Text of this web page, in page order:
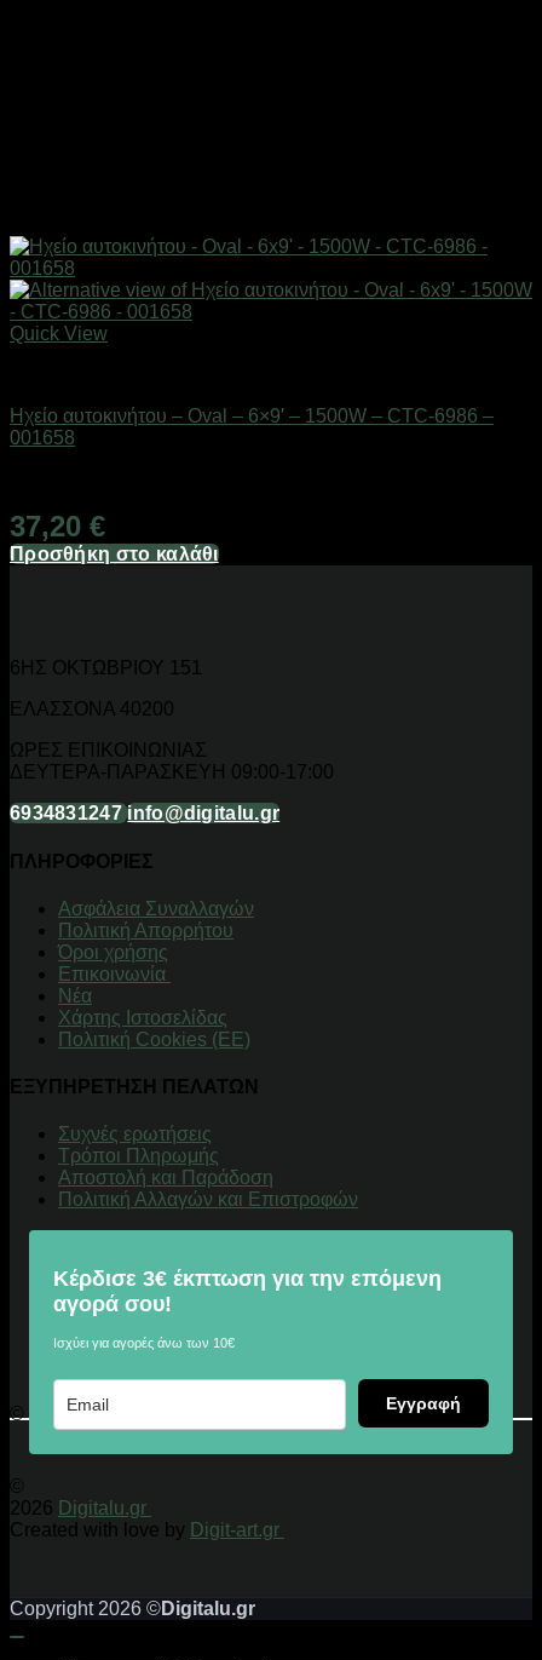
Quick View
Ηχείο αυτοκινήτου – Oval – 6×9′ – 1500W – CTC-6986 –
001658
37,20 €
Προσθήκη στο καλάθι
6ΗΣ ΟΚΤΩΒΡΙΟΥ 151
ΕΛΑΣΣΟΝΑ 40200
ΩΡΕΣ ΕΠΙΚΟΙΝΩΝΙΑΣ
ΔΕΥΤΕΡΑ-ΠΑΡΑΣΚΕΥΗ 09:00-17:00
6934831247 info@digitalu.gr
ΠΛΗΡΟΦΟΡΙΕΣ
Aσφάλεια Συναλλαγών
Πολιτική Απορρήτου
Όροι χρήσης
Επικοινωνία
Νέα
Χάρτης Ιστοσελίδας
Πολιτική Cookies (ΕΕ)
ΕΞΥΠΗΡΕΤΗΣΗ ΠΕΛΑΤΩΝ
Συχνές ερωτήσεις
Τρόποι Πληρωμής
Αποστολή και Παράδοση
Πολιτική Αλλαγών και Επιστροφών
Κέρδισε 3€ έκπτωση για την επόμενη
αγορά σου!
Ισχύει για αγορές άνω των 10€
Εγγραφή
© 2026 Digitalu.gr
©
2026 Digitalu.gr
Created with love by Digit-art.gr
Copyright 2026 ©Digitalu.gr